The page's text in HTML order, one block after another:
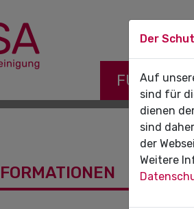
FÜR DIE
Der
Auf
sind für
dienen
sind
der
Weitere